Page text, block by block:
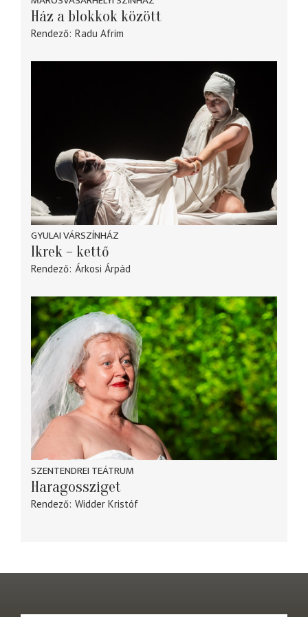
Ház a blokkok között
Rendező Radu Afrim
GYULAI VÁRSZÍNHÁZ
Ikrek – kettő
Rendező Árkosi Árpád
SZENTENDREI TEÁTRUM
Haragossziget
Rendező Widder Kristóf